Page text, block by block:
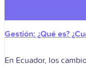
Gestión: ¿Qué es?
En Ecuador, los